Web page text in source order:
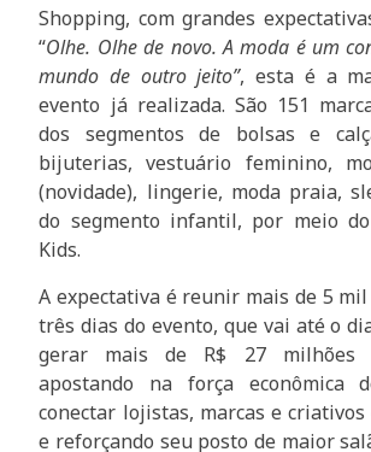
Shopping, com grandes
“Olhe. Olhe de novo. A moda é um
mundo de outro jeito”, esta é a
evento já realizada. São 151
dos segmentos de bolsas e
bijuterias, vestuário feminino,
(novidade), lingerie, moda praia,
do segmento infantil, por meio
Kids.
A expectativa é reunir mais de 5
três dias do evento, que vai até o
gerar mais de R$ 27 milhões
apostando na força econômica
conectar lojistas, marcas e
e reforçando seu posto de maior